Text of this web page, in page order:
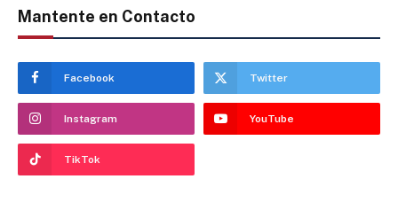
Mantente en Contacto
Facebook Twitter
Instagram YouTube
TikTok